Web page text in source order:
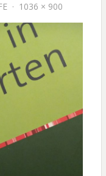
1036 × 900